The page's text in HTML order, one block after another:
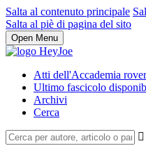
Salta al contenuto principale
Salta al piè di pagina del sito
Open Menu
Atti dell'Accademia
Ultimo fascicolo
Archivi
Cerca